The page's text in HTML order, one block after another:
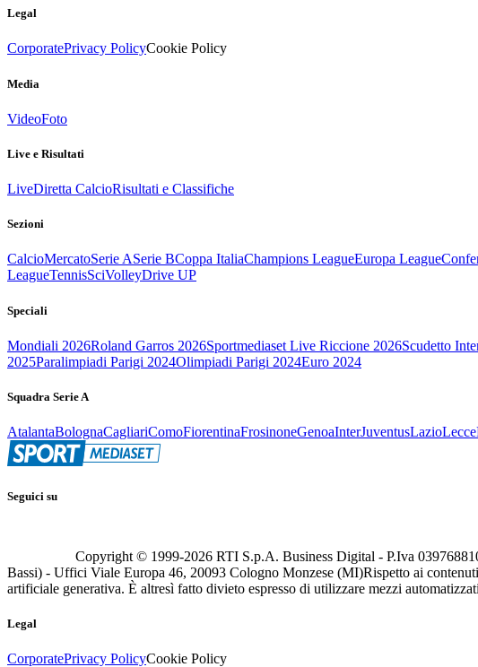
Legal
CorporatePrivacy PolicyCookie Policy
Media
VideoFoto
Live e Risultati
LiveDiretta CalcioRisultati e Classifiche
Sezioni
CalcioMercatoSerie ASerie BCoppa ItaliaChampions LeagueEuropa League
LeagueTennisSciVolleyDrive UP
Speciali
Mondiali 2026Roland Garros 2026Sportmediaset Live Riccione 2026Scudetto
2025Paralimpiadi Parigi 2024Olimpiadi Parigi 2024Euro 2024
Squadra Serie A
AtalantaBolognaCagliariComoFiorentinaFrosinoneGenoaInterJuventusLazioLecce
Seguici su
Copyright © 1999-2026 RTI S.p.A. Business Digital - P.Iva
Bassi) - Uffici Viale Europa 46, 20093 Cologno Monzese (MI)Rispetto ai
artificiale generativa. È altresì fatto divieto espresso di utilizzare mezzi
Legal
CorporatePrivacy PolicyCookie Policy